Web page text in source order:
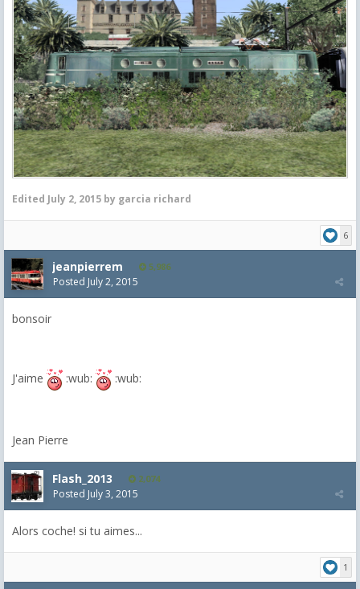
Edited July 2, 2015 by garcia richard
6
jeanpierrem 5,986
Posted July 2, 2015
bonsoir
J'aime :wub: :wub:
Jean Pierre
Flash_2013 2,074
Posted July 3, 2015
Alors coche! si tu aimes...
1